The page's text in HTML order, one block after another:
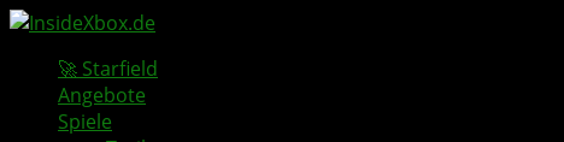
🚀 Starfield
Angebote
Spiele